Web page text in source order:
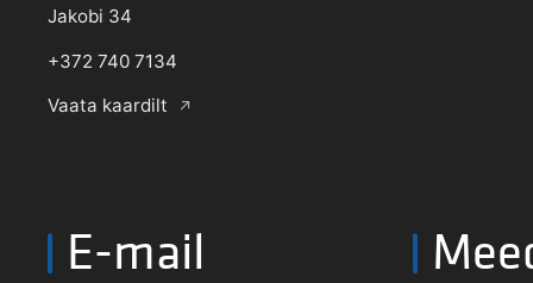
Jakobi 34
+372 740 7134
Vaata kaardilt
E-mail